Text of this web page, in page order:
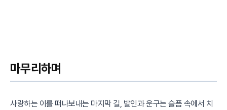
마무리하며
사랑하는 이를 떠나보내는 마지막 길, 발인과 운구는 슬픔 속에서 치